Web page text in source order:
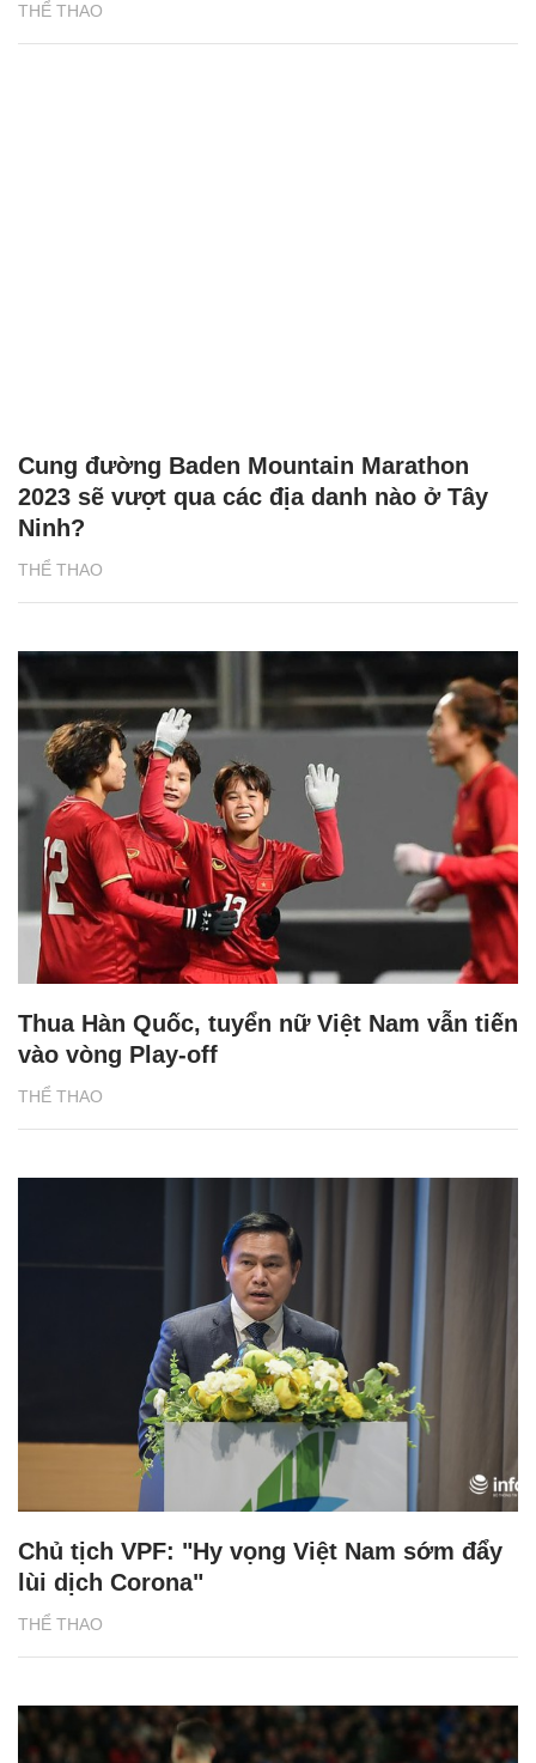
THỂ THAO
THỂ THAO
Cung đường Baden Mountain Marathon
2023 sẽ vượt qua các địa danh nào ở Tây
Ninh?
THỂ THAO
Thua Hàn Quốc, tuyển nữ Việt Nam vẫn tiến
vào vòng Play-off
THỂ THAO
Chủ tịch VPF: "Hy vọng Việt Nam sớm đẩy
lùi dịch Corona"